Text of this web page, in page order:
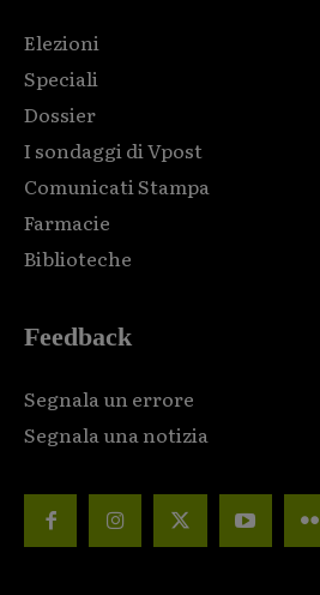
Elezioni
Speciali
Dossier
I sondaggi di Vpost
Comunicati Stampa
Farmacie
Biblioteche
Feedback
Segnala un errore
Segnala una notizia